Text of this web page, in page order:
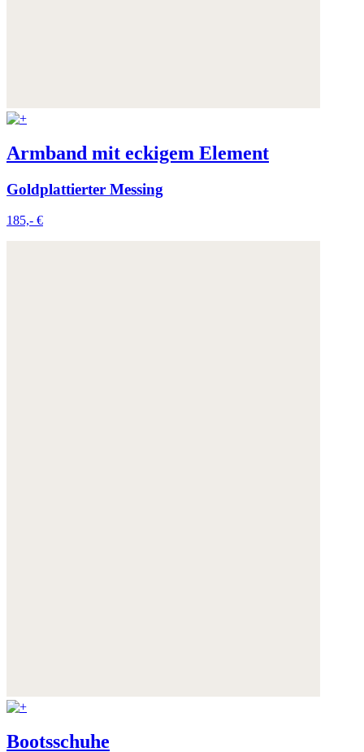
Armband mit eckigem Element
Goldplattierter Messing
185,- €
Bootsschuhe